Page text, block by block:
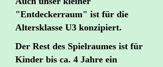
"Entdeckerraum" ist für die
Altersklasse U3 konzipiert.
Der Rest des Spielraumes ist für
Kinder bis ca. 4 Jahre ein